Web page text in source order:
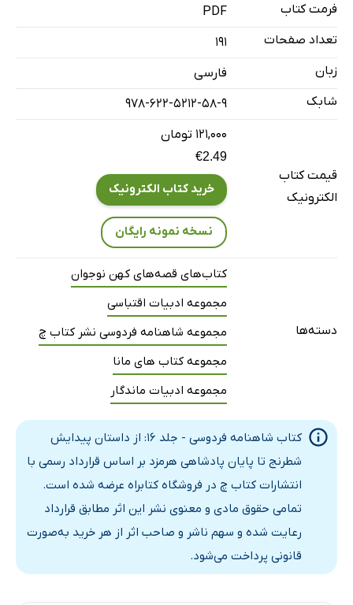
فرمت کتاب
PDF
تعداد صفحات
191
زبان
فارسی
شابک
978-622-5212-58-9
قیمت کتاب
الکترونیک
۱۲۱,۰۰۰ تومان
€2.49
خرید کتاب الکترونیک
نسخه نمونه رایگان
دسته‌ها
کتاب‌های قصه‌های کهن نوجوان
مجموعه ادبیات اقتباسی
مجموعه شاهنامه فردوسی نشر کتاب چ
مجموعه کتاب های مانا
مجموعه ادبیات ماندگار
کتاب شاهنامه فردوسی - جلد 16: از داستان پیدایش
شطرنج تا پایان پادشاهی هرمزد بر اساس قرارداد رسمی با
انتشارات کتاب چ در فروشگاه کتابراه عرضه شده است.
تمامی حقوق مادی و معنوی نشر این اثر مطابق قرارداد
رعایت شده و سهم ناشر و صاحب اثر از هر خرید به‌صورت
قانونی پرداخت می‌شود.